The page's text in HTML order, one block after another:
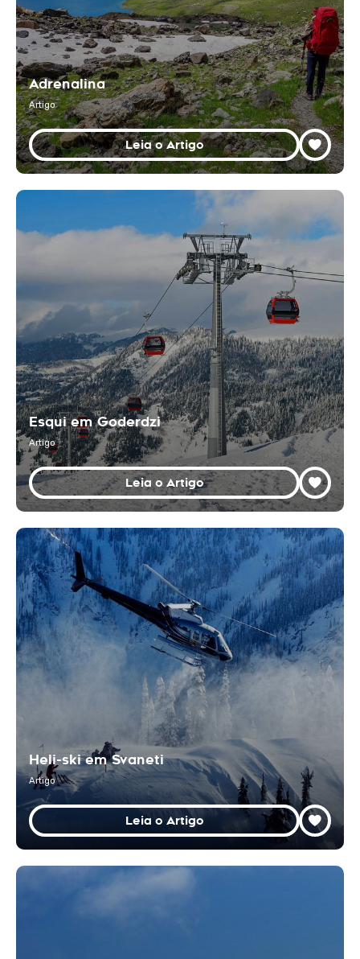
Adrenalina
Artigo
Leia o Artigo
Esqui em Goderdzi
Artigo
Leia o Artigo
Heli-ski em Svaneti
Artigo
Leia o Artigo